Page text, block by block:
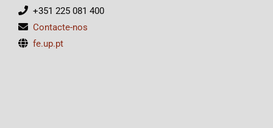
+351 225 081 400
Contacte-nos
fe.up.pt